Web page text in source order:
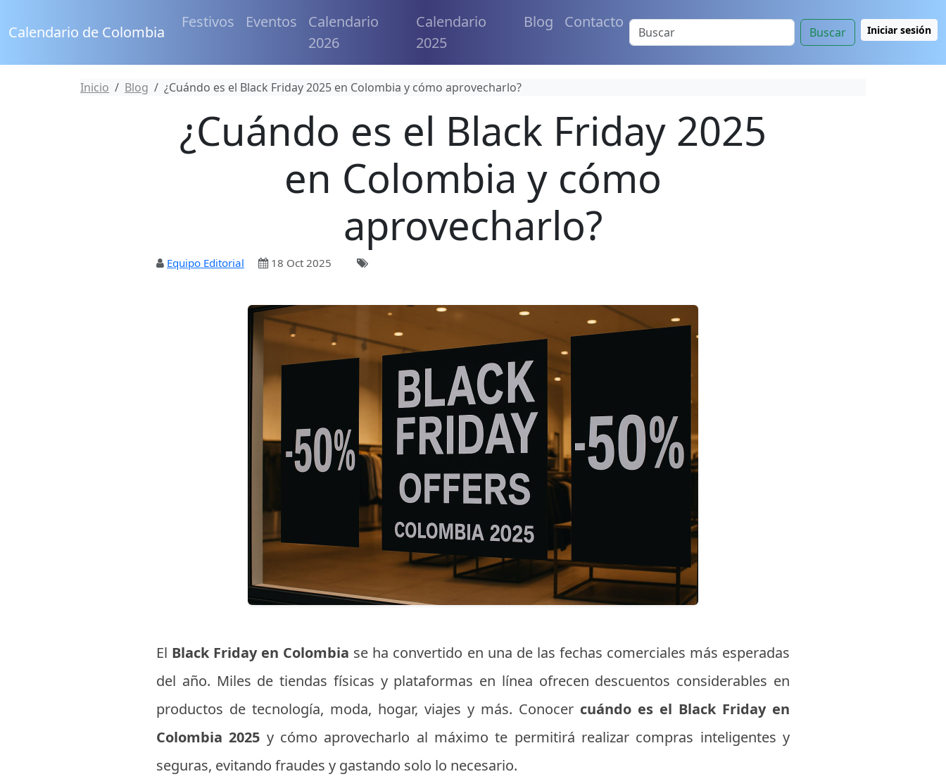
Calendario de Colombia
Festivos Eventos
Calendario
2026
Calendario
2025
Blog Contacto
Buscar Iniciar sesión
Inicio Blog ¿Cuándo es el Black Friday 2025 en Colombia y cómo aprovecharlo?
¿Cuándo es el Black Friday 2025
en Colombia y cómo
aprovecharlo?
Equipo Editorial 18 Oct 2025
El Black Friday en Colombia se ha convertido en una de las fechas comerciales más esperadas
del año. Miles de tiendas físicas y plataformas en línea ofrecen descuentos considerables en
productos de tecnología, moda, hogar, viajes y más. Conocer cuándo es el Black Friday en
Colombia 2025 y cómo aprovecharlo al máximo te permitirá realizar compras inteligentes y
seguras, evitando fraudes y gastando solo lo necesario.